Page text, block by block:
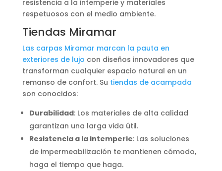
resistencia a la intemperie y materiales
respetuosos con el medio ambiente.
Tiendas Miramar
Las carpas Miramar marcan la pauta en
exteriores de lujo con diseños innovadores que
transforman cualquier espacio natural en un
remanso de confort. Su tiendas de acampada
son conocidos:
Durabilidad: Los materiales de alta calidad
garantizan una larga vida útil.
Resistencia a la intemperie: Las soluciones
de impermeabilización te mantienen cómodo,
haga el tiempo que haga.